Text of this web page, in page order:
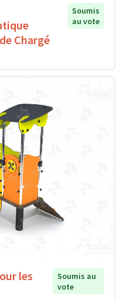
Chargé
Soumis
au vote
les
Soumis au
vote